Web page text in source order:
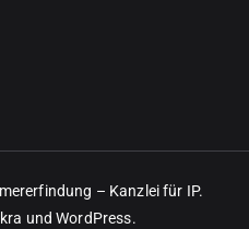
– Kanzlei für IP.
undWordPress.